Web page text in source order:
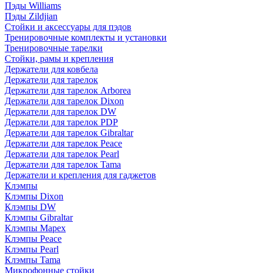
Пэды Williams
Пэды Zildjian
Стойки и аксессуары для пэдов
Тренировочные комплекты и установки
Тренировочные тарелки
Стойки, рамы и крепления
Держатели для ковбела
Держатели для тарелок
Держатели для тарелок Arborea
Держатели для тарелок Dixon
Держатели для тарелок DW
Держатели для тарелок PDP
Держатели для тарелок Gibraltar
Держатели для тарелок Peace
Держатели для тарелок Pearl
Держатели для тарелок Tama
Держатели и крепления для гаджетов
Клэмпы
Клэмпы Dixon
Клэмпы DW
Клэмпы Gibraltar
Клэмпы Mapex
Клэмпы Peace
Клэмпы Pearl
Клэмпы Tama
Микрофонные стойки